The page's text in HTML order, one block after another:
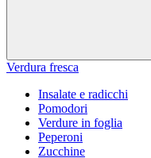
Verdura fresca
Insalate e radicchi
Pomodori
Verdure in foglia
Peperoni
Zucchine